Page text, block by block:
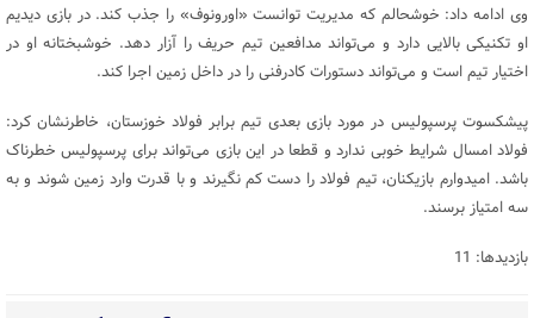
وی ادامه داد: خوشحالم که مدیریت توانست «اورونوف» را جذب کند. در بازی دیدیم
او تکنیکی بالایی دارد و می‌تواند مدافعین تیم حریف را آزار دهد. خوشبختانه او در
اختیار تیم است و می‌تواند دستورات کادرفنی را در داخل زمین اجرا کند.
پیشکسوت پرسپولیس در مورد بازی بعدی تیم برابر فولاد خوزستان، خاطرنشان کرد:
فولاد امسال شرایط خوبی ندارد و قطعا در این بازی می‌تواند برای پرسپولیس خطرناک
باشد. امیدوارم بازیکنان، تیم فولاد را دست کم نگیرند و با قدرت وارد زمین شوند و به
سه امتیاز برسند.
بازدیدها: 11